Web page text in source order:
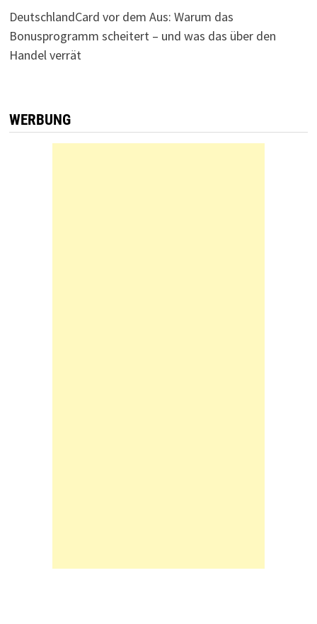
DeutschlandCard vor dem Aus: Warum das
Bonusprogramm scheitert – und was das über den
Handel verrät
WERBUNG